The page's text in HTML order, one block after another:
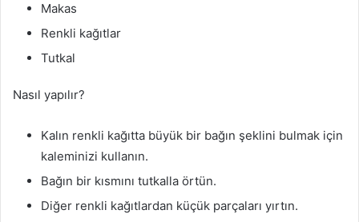
Makas
Renkli kağıtlar
Tutkal
Nasıl yapılır?
Kalın renkli kağıtta büyük bir bağın şeklini bulmak için
kaleminizi kullanın.
Bağın bir kısmını tutkalla örtün.
Diğer renkli kağıtlardan küçük parçaları yırtın.